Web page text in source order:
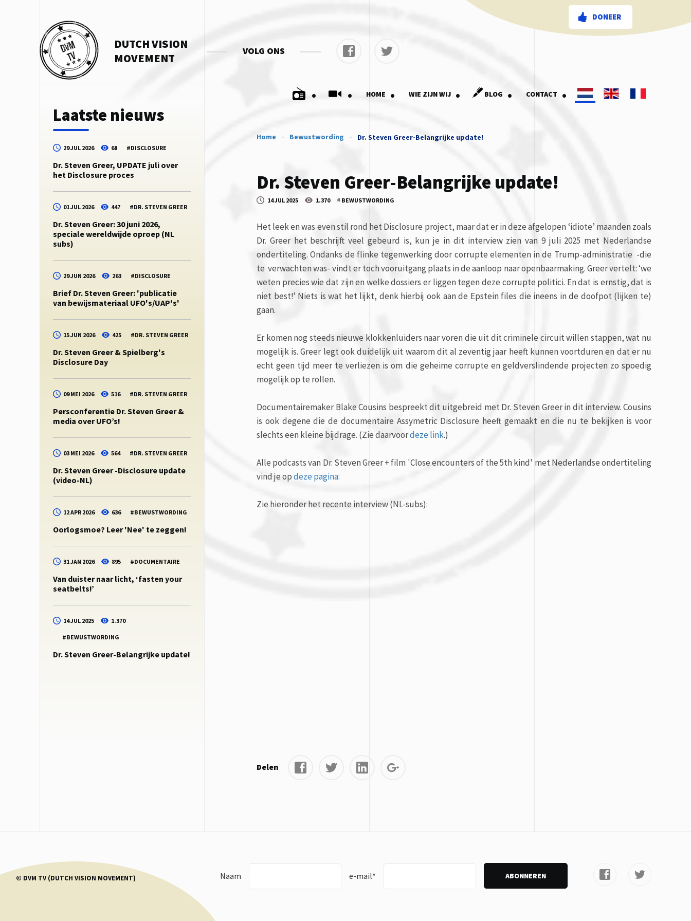
DONEER
VOLG ONS
DUTCH VISION
MOVEMENT
Laatste nieuws
29 JUL 2026 68 #DISCLOSURE
Dr. Steven Greer, UPDATE juli over
het Disclosure proces
01 JUL 2026 447 #DR. STEVEN GREER
Dr. Steven Greer: 30 juni 2026,
speciale wereldwijde oproep (NL
subs)
29 JUN 2026 263 #DISCLOSURE
Brief Dr. Steven Greer: 'publicatie
van bewijsmateriaal UFO's/UAP's'
15 JUN 2026 425 #DR. STEVEN GREER
Dr. Steven Greer & Spielberg's
Disclosure Day
09 MEI 2026 516 #DR. STEVEN GREER
Persconferentie Dr. Steven Greer &
media over UFO’s!
03 MEI 2026 564 #DR. STEVEN GREER
Dr. Steven Greer -Disclosure update
(video-NL)
12 APR 2026 636 #BEWUSTWORDING
Oorlogsmoe? Leer 'Nee' te zeggen!
31 JAN 2026 895 #DOCUMENTAIRE
Van duister naar licht, ‘fasten your
seatbelts!’
14 JUL 2025 1.370
#BEWUSTWORDING
Dr. Steven Greer-Belangrijke update!
Dr. Steven Greer -podcast 9 (NL-
. . HOME . WIE ZIJN WIJ . BLOG . CONTACT .
Home » Bewustwording » Dr. Steven Greer-Belangrijke update!
Dr. Steven Greer-Belangrijke update!
14 JUL 2025 1.370 # BEWUSTWORDING
Het leek en was even stil rond het Disclosure project, maar dat er in deze afgelopen ‘idiote’ maanden zoals
Dr. Greer het beschrijft veel gebeurd is, kun je in dit interview zien van 9 juli 2025 met Nederlandse
ondertiteling. Ondanks de flinke tegenwerking door corrupte elementen in de Trump-administratie -die
te verwachten was- vindt er toch vooruitgang plaats in de aanloop naar openbaarmaking. Greer vertelt: ‘we
weten precies wie dat zijn en welke dossiers er liggen tegen deze corrupte politici. En dat is ernstig, dat is
niet best!’ Niets is wat het lijkt, denk hierbij ook aan de Epstein files die ineens in de doofpot (lijken te)
gaan.
Er komen nog steeds nieuwe klokkenluiders naar voren die uit dit criminele circuit willen stappen, wat nu
mogelijk is. Greer legt ook duidelijk uit waarom dit al zeventig jaar heeft kunnen voortduren en dat er nu
echt geen tijd meer te verliezen is om die geheime corrupte en geldverslindende projecten zo spoedig
mogelijk op te rollen.
Documentairemaker Blake Cousins bespreekt dit uitgebreid met Dr. Steven Greer in dit interview. Cousins
is ook degene die de documentaire Assymetric Disclosure heeft gemaakt en die nu te bekijken is voor
slechts een kleine bijdrage. (Zie daarvoordeze link.)
Alle podcasts van Dr. Steven Greer + film 'Close encounters of the 5th kind' met Nederlandse ondertiteling
vind je opdeze pagina:
Zie hieronder het recente interview (NL-subs):
Delen
Naam e-mail*
© DVM TV (DUTCH VISION MOVEMENT)